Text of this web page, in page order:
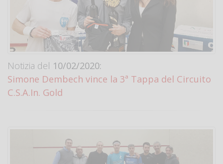
Notizia del 10/02/2020:
Simone Dembech vince la 3ª Tappa del Circuito
C.S.A.In. Gold